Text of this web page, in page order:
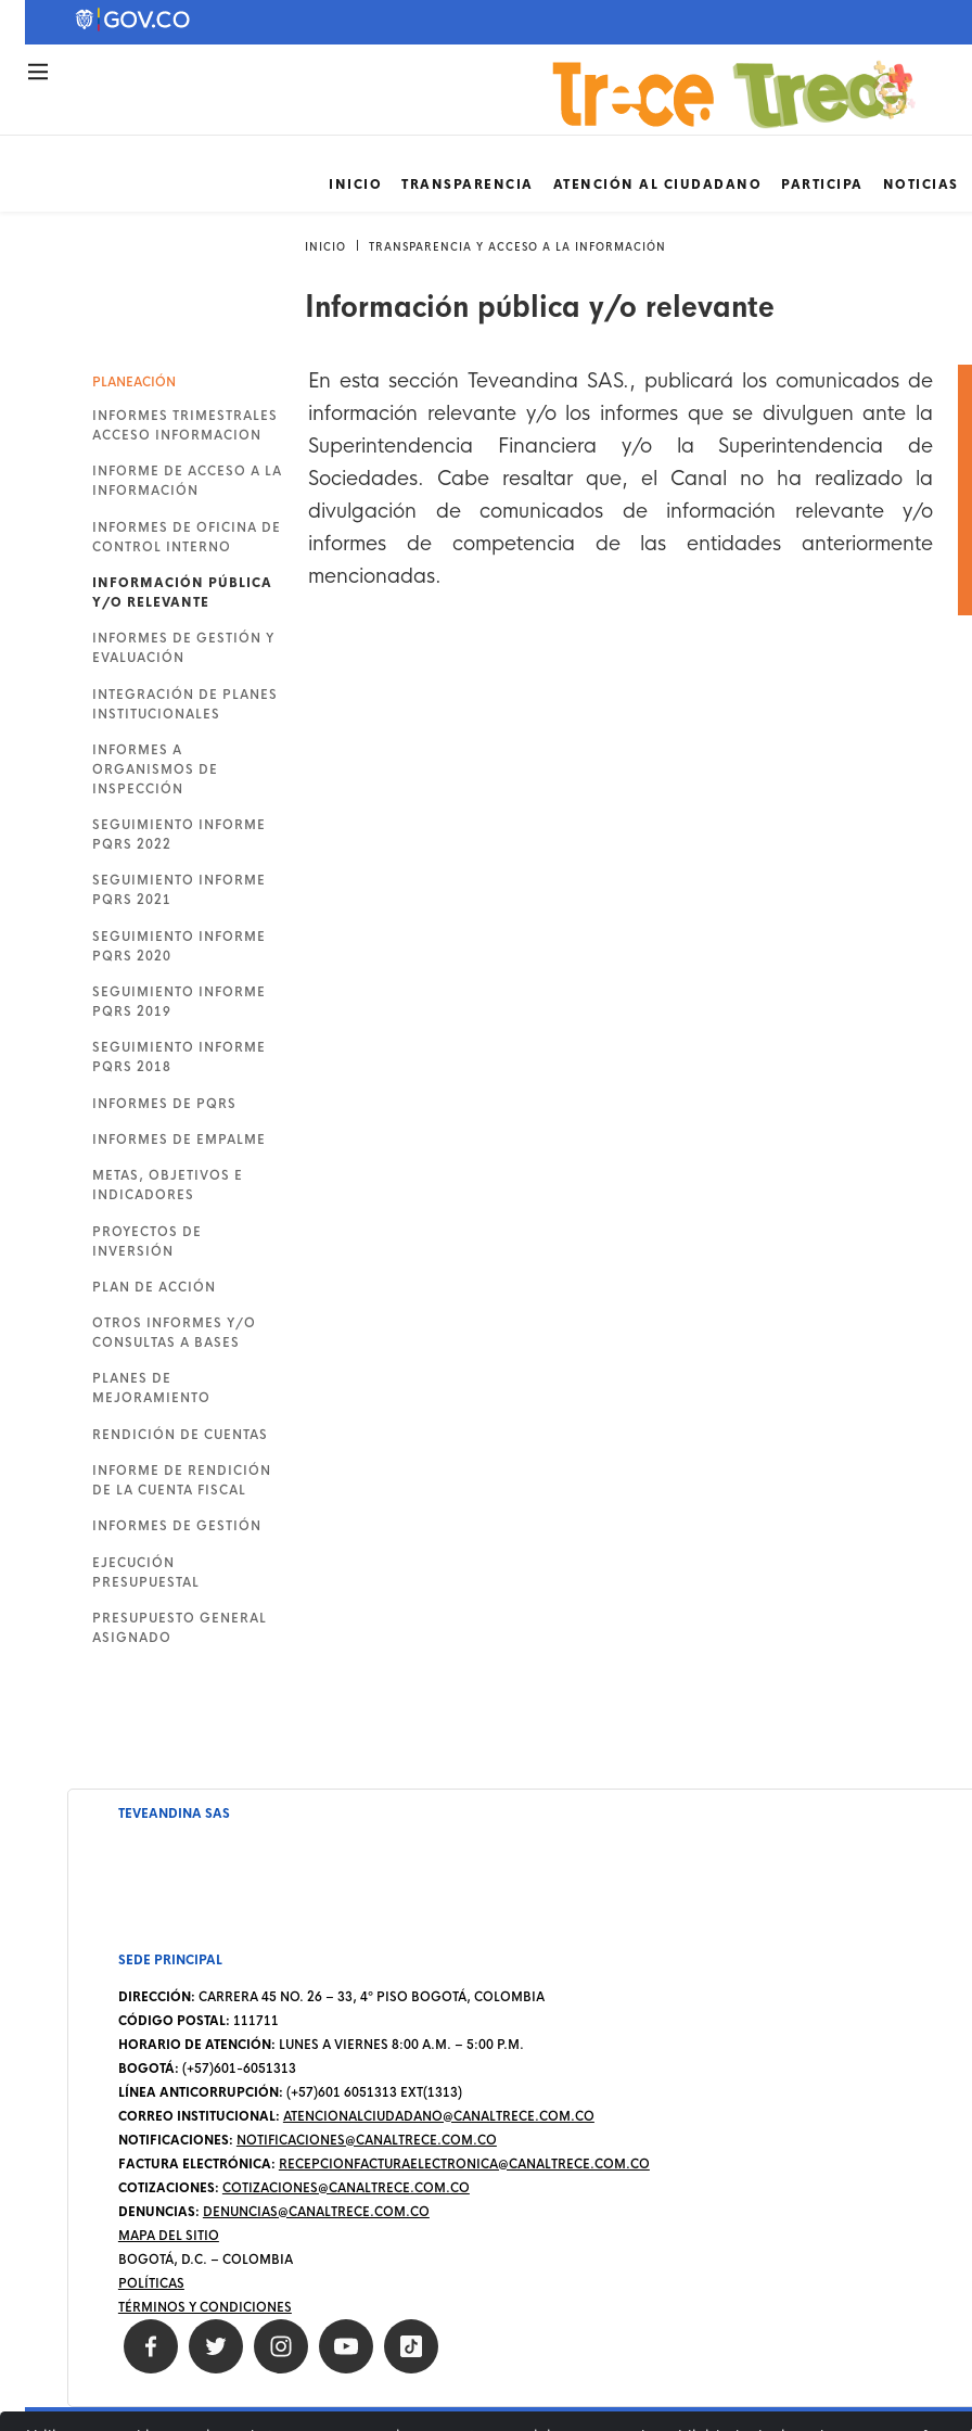
INICIO TRANSPARENCIA ATENCIÓN AL CIUDADANO PARTICIPA NOTICIAS
INICIO TRANSPARENCIA Y ACCESO A LA INFORMACIÓN
Información pública y/o relevante
PLANEACIÓN
INFORMES TRIMESTRALES
ACCESO INFORMACION
INFORME DE ACCESO A LA
INFORMACIÓN
INFORMES DE OFICINA DE
CONTROL INTERNO
INFORMACIÓN PÚBLICA
Y/O RELEVANTE
INFORMES DE GESTIÓN Y
EVALUACIÓN
INTEGRACIÓN DE PLANES
INSTITUCIONALES
INFORMES A
ORGANISMOS DE
INSPECCIÓN
SEGUIMIENTO INFORME
PQRS 2022
SEGUIMIENTO INFORME
PQRS 2021
SEGUIMIENTO INFORME
PQRS 2020
SEGUIMIENTO INFORME
PQRS 2019
SEGUIMIENTO INFORME
PQRS 2018
INFORMES DE PQRS
INFORMES DE EMPALME
METAS, OBJETIVOS E
INDICADORES
PROYECTOS DE
INVERSIÓN
PLAN DE ACCIÓN
OTROS INFORMES Y/O
CONSULTAS A BASES
PLANES DE
MEJORAMIENTO
RENDICIÓN DE CUENTAS
INFORME DE RENDICIÓN
DE LA CUENTA FISCAL
INFORMES DE GESTIÓN
EJECUCIÓN
PRESUPUESTAL
PRESUPUESTO GENERAL
ASIGNADO
En esta sección Teveandina SAS., publicará los comunicados de
información relevante y/o los informes que se divulguen ante la
Superintendencia Financiera y/o la Superintendencia de
Sociedades. Cabe resaltar que, el Canal no ha realizado la
divulgación de comunicados de información relevante y/o
informes de competencia de las entidades anteriormente
mencionadas.
TEVEANDINA SAS
SEDE PRINCIPAL
DIRECCIÓN: CARRERA 45 NO. 26 – 33, 4º PISO BOGOTÁ, COLOMBIA
CÓDIGO POSTAL: 111711
HORARIO DE ATENCIÓN: LUNES A VIERNES 8:00 A.M. – 5:00 P.M.
BOGOTÁ: (+57)601-6051313
LÍNEA ANTICORRUPCIÓN: (+57)601 6051313 EXT(1313)
CORREO INSTITUCIONAL: ATENCIONALCIUDADANO@CANALTRECE.COM.CO
NOTIFICACIONES: NOTIFICACIONES@CANALTRECE.COM.CO
FACTURA ELECTRÓNICA: RECEPCIONFACTURAELECTRONICA@CANALTRECE.COM.CO
COTIZACIONES: COTIZACIONES@CANALTRECE.COM.CO
DENUNCIAS: DENUNCIAS@CANALTRECE.COM.CO
MAPA DEL SITIO
BOGOTÁ, D.C. – COLOMBIA
POLÍTICAS
TÉRMINOS Y CONDICIONES